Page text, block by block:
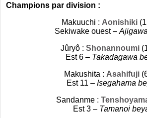
Champions par division :
Makuuchi : Aonishiki
Sekiwake ouest –
Jûryô : Shonannoumi
Est 6 – Takadagawa
Makushita : Asahifuji
Est 11 –Isegahama
Sandanme :
Est 3 – Tamanoi